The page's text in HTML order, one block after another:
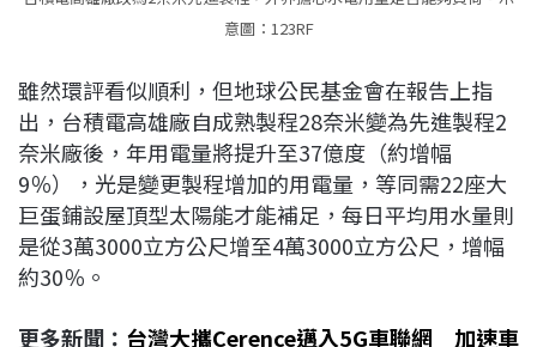
意圖：123RF
雖然環評看似順利，但地球公民基金會在報告上指
出，台積電高雄廠自成熟製程28奈米變為先進製程2
奈米廠後，年用電量將提升至37億度（約增幅
9％），光是變更製程增加的用電量，等同需22座大
巨蛋鋪設屋頂型太陽能才能補足，每日平均用水量則
是從3萬3000立方公尺增至4萬3000立方公尺，增幅
約30％。
更多新聞： 台灣大攜Cerence邁入5G車聯網 加速車